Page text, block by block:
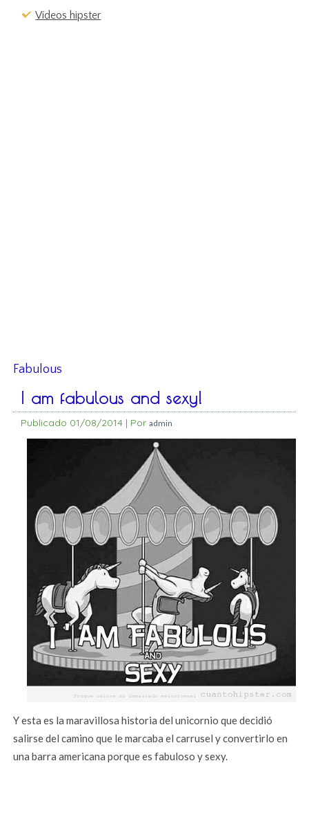
Vídeos hipster
Fabulous
I am fabulous and sexy!
Publicado 01/08/2014 | Por admin
Y esta es la maravillosa historia del unicornio que decidió
salirse del camino que le marcaba el carrusel y convertirlo en
una barra americana porque es fabuloso y sexy.